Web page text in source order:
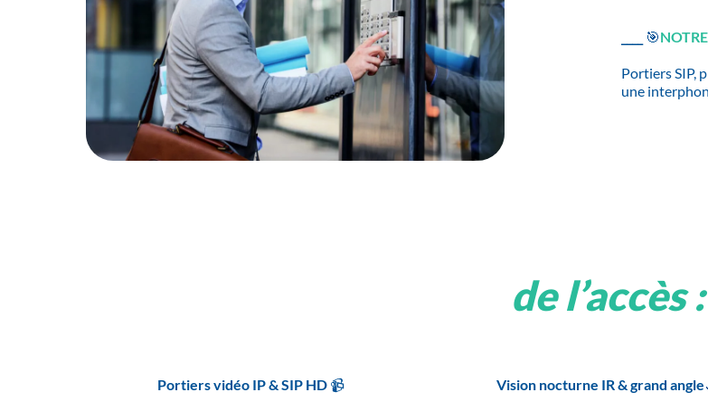
____ 🎯
Portiers SIP,
une
de
Portiers vidéo IP & SIP HD 📹 Vision nocturne IR & grand